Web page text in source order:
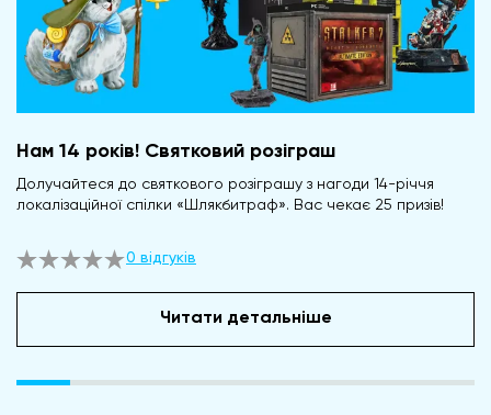
Нам 14 років! Святковий розіграш
Долучайтеся до святкового розіграшу з нагоди 14-річчя
локалізаційної спілки «Шлякбитраф». Вас чекає 25 призів!
0 відгуків
Читати детальніше